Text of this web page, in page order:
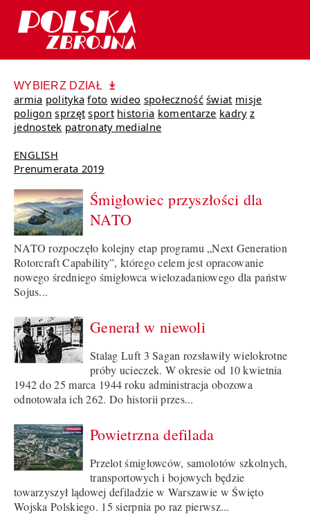
WYBIERZ DZIAŁ
armia polityka foto wideo społeczność świat misje
poligon sprzęt sport historia komentarze kadry z
jednostek patronaty medialne
ENGLISH
Prenumerata 2019
Śmigłowiec przyszłości dla
NATO
NATO rozpoczęło kolejny etap programu „Next Generation
Rotorcraft Capability”, którego celem jest opracowanie
nowego średniego śmigłowca wielozadaniowego dla państw
Sojus...
Generał w niewoli
Stalag Luft 3 Sagan rozsławiły wielokrotne
próby ucieczek. W okresie od 10 kwietnia
1942 do 25 marca 1944 roku administracja obozowa
odnotowała ich 262. Do historii przes...
Powietrzna defilada
Przelot śmigłowców, samolotów szkolnych,
transportowych i bojowych będzie
towarzyszył lądowej defiladzie w Warszawie w Święto
Wojska Polskiego. 15 sierpnia po raz pierwsz...